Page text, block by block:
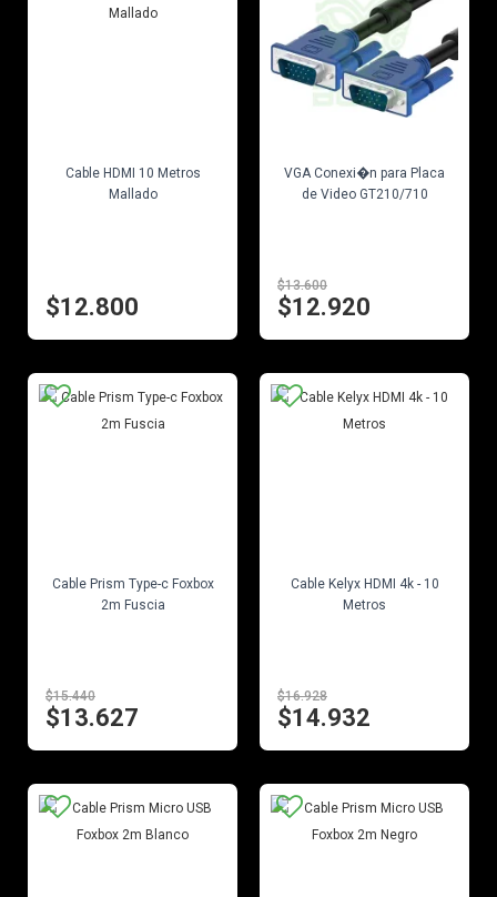
Cable HDMI 10 Metros
Mallado
$12.800
VGA Conexi�n para Placa
de Video GT210/710
$13.600
$12.920
Cable Prism Type-c Foxbox
2m Fuscia
$15.440
$13.627
Cable Kelyx HDMI 4k - 10
Metros
$16.928
$14.932